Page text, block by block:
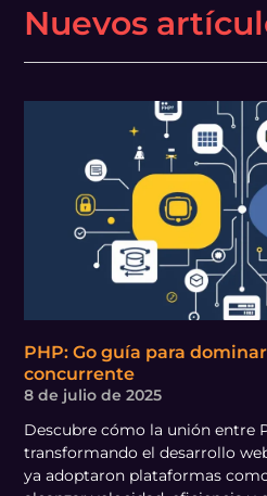
Nuevos
PHP: Go guía para
concurrente
8 de julio de 2025
Descubre cómo la unión entre
transformando el desarrollo
ya adoptaron plataformas